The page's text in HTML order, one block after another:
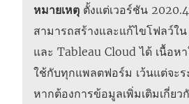
หมายเหตุ ตั้งแต่เวอร์ชัน
สามารถสร้างและแก้ไขโฟลว์ใน
และ Tableau Cloud ได้ เนื้อห
ใช้กับทุกแพลตฟอร์ม เว้นแต่จะร
หากต้องการข้อมูลเพิ่มเติมเกี่ยว